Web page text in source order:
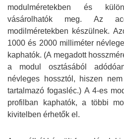
modulméretekben és
vásárolhatók meg. Az
modilméretekben készülnek.
1000 és 2000 milliméter
kaphatók. (A megadott
a modul osztásából
névleges hossztól, hiszen
tartalmazó fogasléc.) A 4-es
profilban kaphatók, a többi
kivitelben érhetők el.